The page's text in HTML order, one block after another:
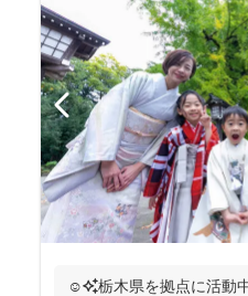
☺️✨栃木県を拠点に活動